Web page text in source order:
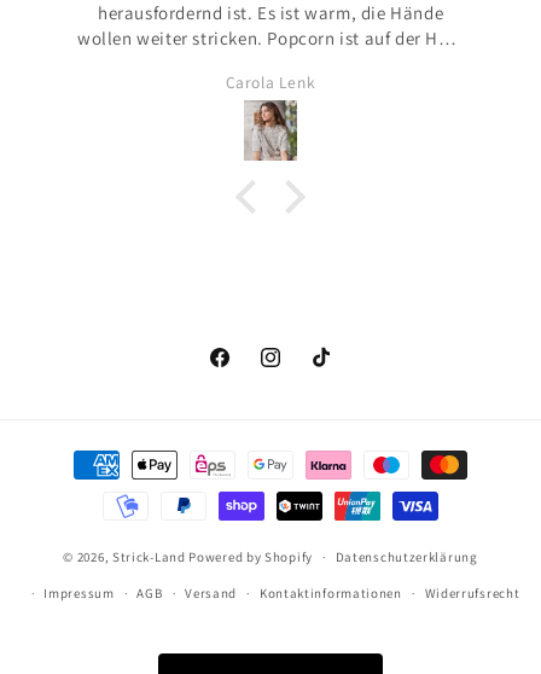
herausfordernd ist. Es ist warm, die Hände
wollen weiter stricken. Popcorn ist auf der Hsut
auch. Bin auf den letzten Metern 😇
Carola Lenk
FacebookInstagramTikTok
Zahlungsmethoden
© 2026, Strick-Land Powered by Shopify Datenschutzerklärung
Impressum AGB Versand Kontaktinformationen Widerrufsrecht